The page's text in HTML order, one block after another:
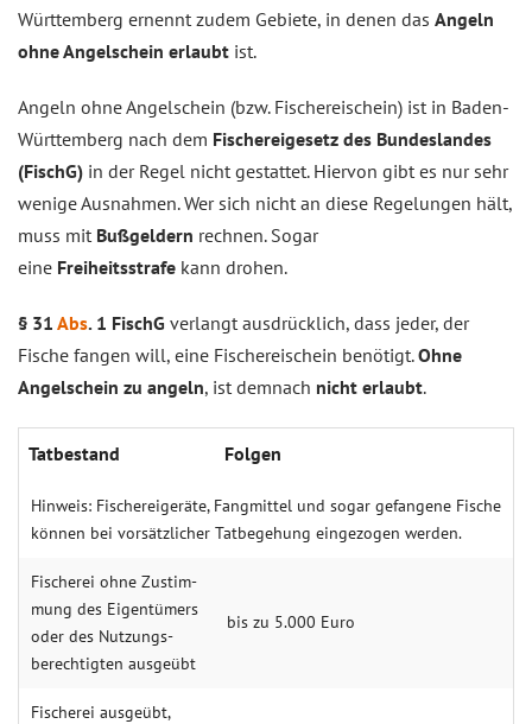
Württemberg ernennt zudem Gebiete, in denen das Angeln
ohne Angelschein erlaubt ist.
Angeln ohne Angelschein (bzw. Fischereischein) ist in Baden-
Württemberg nach dem Fischereigesetz des Bundeslandes
(FischG) in der Regel nicht gestattet. Hiervon gibt es nur sehr
wenige Ausnahmen. Wer sich nicht an diese Regelungen hält,
muss mit Bußgeldern rechnen. Sogar
eine Freiheitsstrafe kann drohen.
§ 31 Abs. 1 FischG verlangt ausdrücklich, dass jeder, der
Fische fangen will, eine Fischereischein benötigt.Ohne
Angelschein zu angeln, ist demnach nicht erlaubt.
Tat­bestand Fol­gen
Hinweis: Fischereigeräte, Fangmittel und sogar gefangene Fische
können bei vorsätzlicher Tatbegehung eingezogen werden.
Fisch­erei ohne Zu­stim­
mung des Eigen­tümers
oder des Nutzungs­
berechtigten ausgeübt
bis zu 5.000 Euro
Fisch­erei aus­geübt,